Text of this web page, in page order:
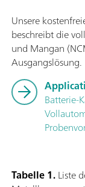
Unsere
beschreibt die
und Mangan
Ausgangslösung.
Batterie-
Tabelle 1.Liste